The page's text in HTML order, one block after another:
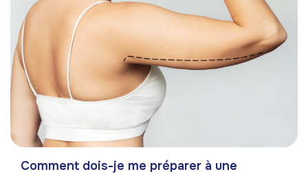
Comment dois-je me préparer à une